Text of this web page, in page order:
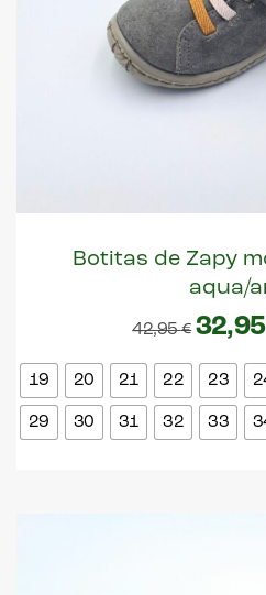
Botitas de Zapy
aqua/
42,95€ 32,95
19 20 21 22 23
29 30 31 32 33